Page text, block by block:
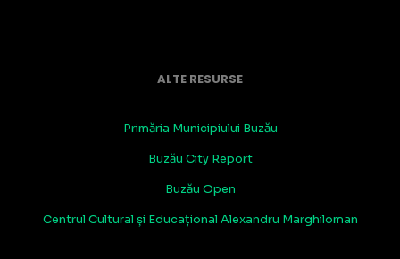
ALTE RESURSE
Primăria Municipiului Buzău
Buzău City Report
Buzău Open
Centrul Cultural și Educațional Alexandru Marghiloman